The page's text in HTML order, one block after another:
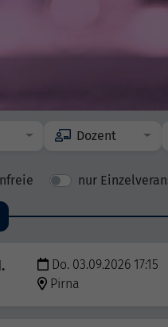
Dozent
nur
Do. 03.09.2026 17:15
Pirna